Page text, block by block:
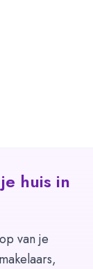
huis in
van je